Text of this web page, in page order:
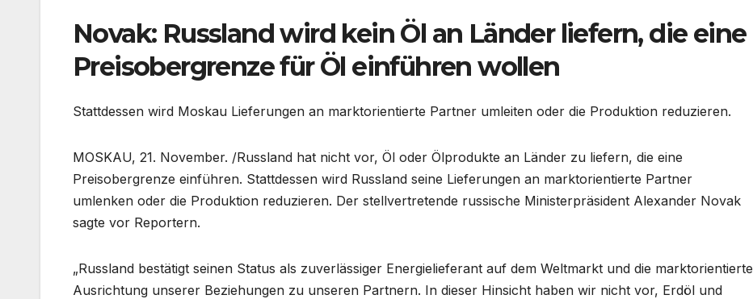
Novak: Russland wird kein Öl an Länder liefern, die eine
Preisobergrenze für Öl einführen wollen
Stattdessen wird Moskau Lieferungen an marktorientierte Partner umleiten oder die Produktion reduzieren.
MOSKAU, 21. November. /Russland hat nicht vor, Öl oder Ölprodukte an Länder zu liefern, die eine
Preisobergrenze einführen. Stattdessen wird Russland seine Lieferungen an marktorientierte Partner
umlenken oder die Produktion reduzieren. Der stellvertretende russische Ministerpräsident Alexander Novak
sagte vor Reportern.
„Russland bestätigt seinen Status als zuverlässiger Energielieferant auf dem Weltmarkt und die marktorientierte
Ausrichtung unserer Beziehungen zu unseren Partnern. In dieser Hinsicht haben wir nicht vor, Erdöl und